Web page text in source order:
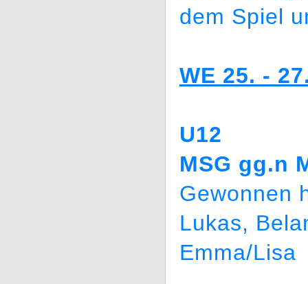
dem Spiel
WE 25. -
U12
MSG gg.n
Gewonnen
Lukas,
Emma/Lisa